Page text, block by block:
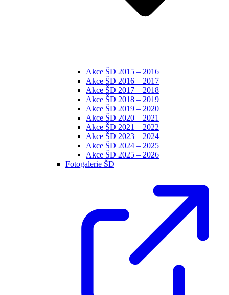
Akce ŠD 2015 – 2016
Akce ŠD 2016 – 2017
Akce ŠD 2017 – 2018
Akce ŠD 2018 – 2019
Akce ŠD 2019 – 2020
Akce ŠD 2020 – 2021
Akce ŠD 2021 – 2022
Akce ŠD 2023 – 2024
Akce ŠD 2024 – 2025
Akce ŠD 2025 – 2026
Fotogalerie ŠD